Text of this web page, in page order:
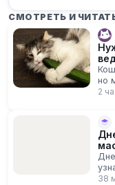
СМОТРЕТЬ И
но
2
38